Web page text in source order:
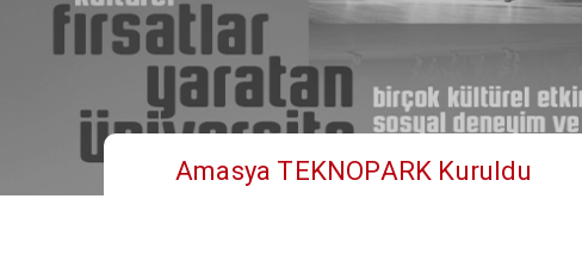
Amasya TEKNOPARK Kuruldu